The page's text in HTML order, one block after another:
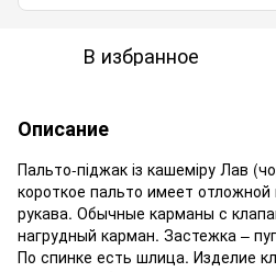
В избранное
Описание
Пальто-піджак із кашеміру Лав
короткое пальто имеет
рукава. Обычные карманы с
нагрудный карман. Застежка –
По спинке есть шлица. Изделие